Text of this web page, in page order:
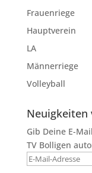
Frauenriege
Hauptverein
LA
Männerriege
Volleyball
Neuigkeiten
Gib Deine E-
TV Bolligen
E-